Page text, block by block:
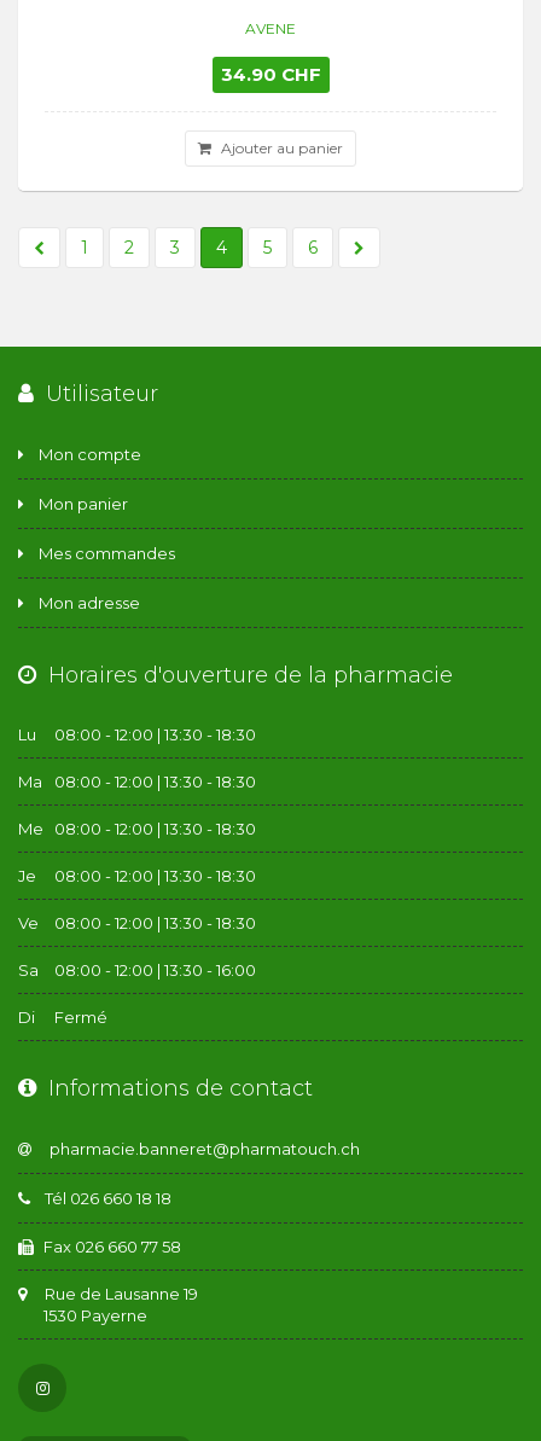
AVENE
34.90 CHF
Ajouter au panier
1 2 3 4 5 6
Utilisateur
Mon compte
Mon panier
Mes commandes
Mon adresse
Horaires d'ouverture de la pharmacie
Lu 08:00 - 12:00 | 13:30 - 18:30
Ma 08:00 - 12:00 | 13:30 - 18:30
Me 08:00 - 12:00 | 13:30 - 18:30
Je 08:00 - 12:00 | 13:30 - 18:30
Ve 08:00 - 12:00 | 13:30 - 18:30
Sa 08:00 - 12:00 | 13:30 - 16:00
Di Fermé
Informations de contact
Tél 026 660 18 18
Fax 026 660 77 58
Rue de Lausanne 19
1530 Payerne